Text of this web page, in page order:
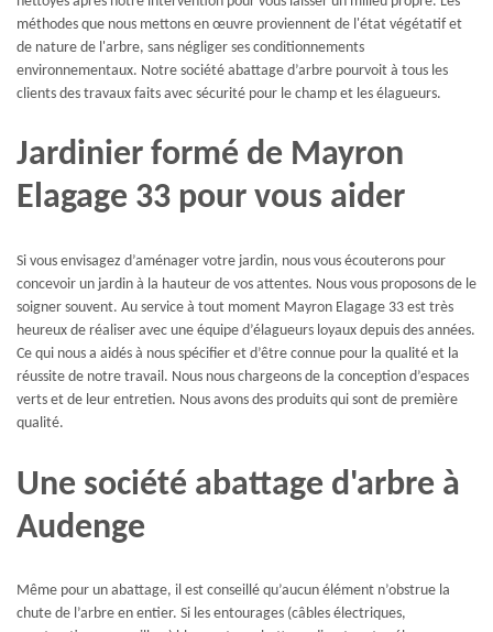
méthodes que nous mettons en œuvre proviennent de l'état végétatif et
de nature de l'arbre, sans négliger ses conditionnements
environnementaux. Notre société abattage d’arbre pourvoit à tous les
clients des travaux faits avec sécurité pour le champ et les élagueurs.
Jardinier formé de Mayron
Elagage 33 pour vous aider
Si vous envisagez d’aménager votre jardin, nous vous écouterons pour
concevoir un jardin à la hauteur de vos attentes. Nous vous proposons de le
soigner souvent. Au service à tout moment Mayron Elagage 33 est très
heureux de réaliser avec une équipe d’élagueurs loyaux depuis des années.
Ce qui nous a aidés à nous spécifier et d’être connue pour la qualité et la
réussite de notre travail. Nous nous chargeons de la conception d’espaces
verts et de leur entretien. Nous avons des produits qui sont de première
qualité.
Une société abattage d'arbre à
Audenge
Même pour un abattage, il est conseillé qu’aucun élément n’obstrue la
chute de l’arbre en entier. Si les entourages (câbles électriques,